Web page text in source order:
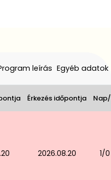
leírás Egyéb adatok
Érkezés időpontja
2026.08.20 1/0